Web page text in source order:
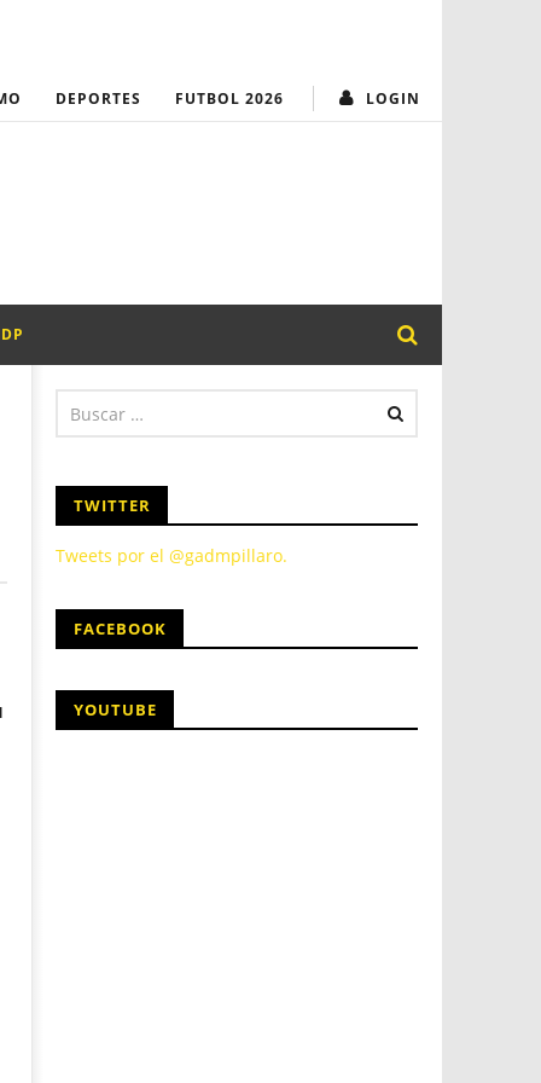
LOGIN
DEPORTES FUTBOL 2026
TWITTER
Tweets por el @gadmpillaro.
FACEBOOK
YOUTUBE